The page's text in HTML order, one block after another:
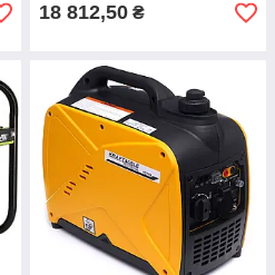
18 812,50 ₴